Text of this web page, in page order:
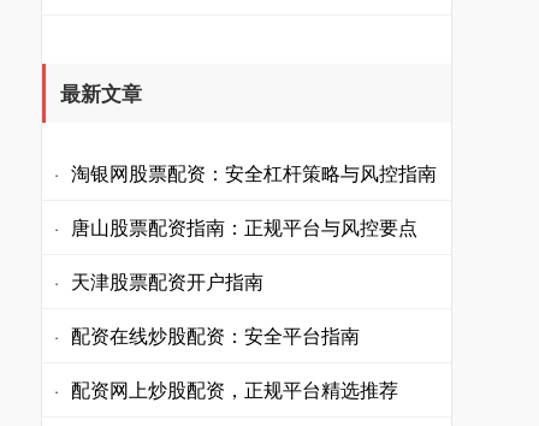
最新文章
· 淘银网股票配资：安全杠杆策略与风控指南
· 唐山股票配资指南：正规平台与风控要点
· 天津股票配资开户指南
· 配资在线炒股配资：安全平台指南
· 配资网上炒股配资，正规平台精选推荐